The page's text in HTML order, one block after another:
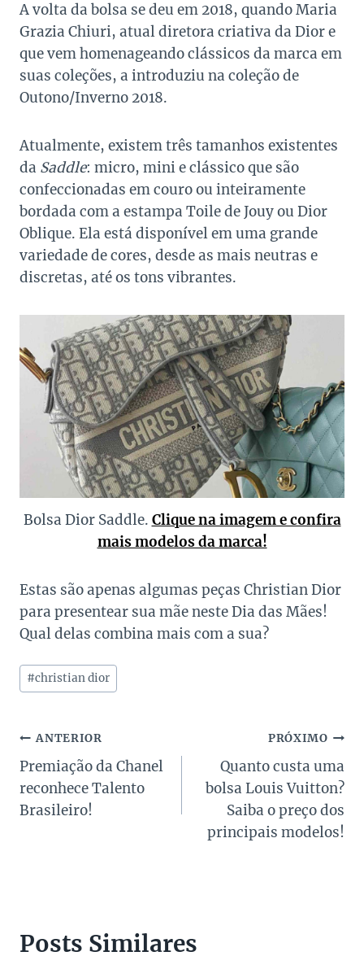
A volta da bolsa se deu em 2018, quandoMaria
Grazia Chiuri, atual diretora criativa da Dior e
que vem homenageando clássicos da marca em
suas coleções, a introduziu na coleção de
Outono/Inverno 2018.
Atualmente, existem três tamanhos existentes
da Saddle: micro, mini e clássico que são
confeccionadas em couro ou inteiramente
bordada com a estampa Toile de Jouy ou Dior
Oblique. Ela está disponível em uma grande
variedade de cores, desde as mais neutras e
discretas, até os tons vibrantes.
Bolsa Dior Saddle. Clique na imagem e confira
mais modelos da marca!
Estas são apenas algumas peças Christian Dior
para presentear sua mãe neste Dia das Mães!
Qual delas combina mais com a sua?
Tags
do
#christian dior
Navegação
de
Post
ANTERIOR
Premiação da Chanel
reconhece Talento
Brasileiro!
PRÓXIMO
Quanto custa uma
bolsa Louis Vuitton?
Saiba o preço dos
principais modelos!
Posts Similares